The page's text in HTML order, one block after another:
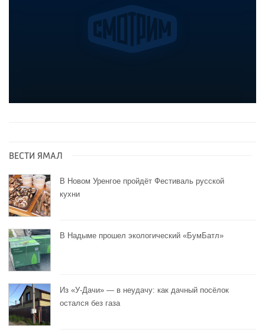
ВЕСТИ ЯМАЛ
В Новом Уренгое пройдёт Фестиваль русской
кухни
В Надыме прошел экологический «БумБатл»
Из «У-Дачи» — в неудачу: как дачный посёлок
остался без газа